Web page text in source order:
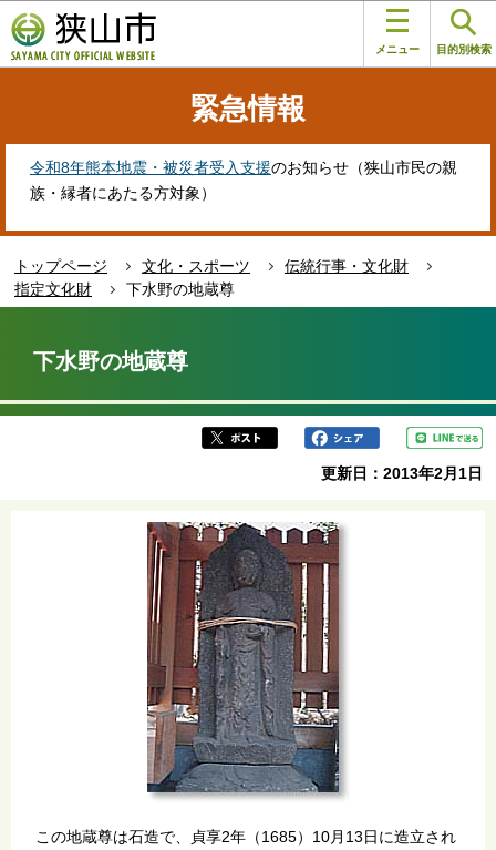
の
ペ
す
メニュー 目的別検索
緊急情報
令和8年熊本地震・被災者受入支援のお知らせ（狭山市民の親
族・縁者にあたる方対象）
トップページ 文化・スポーツ
伝統行事・文化財
指定文化財
下水野の地蔵尊
か
下水野の地蔵尊
更新日：2013年2月1日
この地蔵尊は石造で、貞享2年（1685）10月13日に造立され